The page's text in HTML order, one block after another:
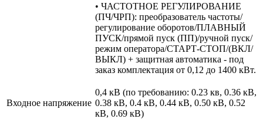
• ЧАСТОТНОЕ РЕГУЛИРОВАНИЕ
(ПЧ/ЧРП): преобразователь частоты/
регулирование оборотов/ПЛАВНЫЙ
ПУСК/прямой пуск (ПП)/ручной пуск/
режим оператора/СТАРТ-СТОП/(ВКЛ/
ВЫКЛ) + защитная автоматика - под
заказ комплектация от 0,12 до 1400 кВт.
Входное напряжение
0,4 кВ (по требованию: 0.23 кв, 0.36 кВ,
0.38 кВ, 0.4 кВ, 0.44 кВ, 0.50 кВ, 0.52
кВ, 0.69 кВ)